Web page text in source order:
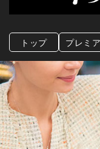
トップ プレミ